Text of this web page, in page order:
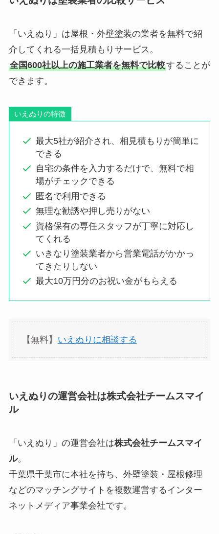
「いえぬり」は屋根・外壁塗装の業者を無料で紹
介してくれる一括見積もりサービス。
全国600社以上の施工業者を無料で比較することが
できます。
いえぬりの特徴
最大5社が紹介され、相見積もりが簡単に
できる
自宅の条件を入力するだけで、無料で相
場がチェックできる
匿名で利用できる
無理な勧誘や押し売りがない
資格保有の専任スタッフが丁寧に対応し
てくれる
いきなり塗装業者から営業電話がかかっ
てきたりしない
最大10万円分のお祝い金がもらえる
【無料】 いえぬりに相談する
いえぬりの運営会社は株式会社チームスマイ
ル
「いえぬり」の運営会社は株式会社チームスマイ
ル。
千葉県千葉市に本社を持ち、外壁塗装・屋根修理
などのマッチングサイトを複数運営するインター
ネットメディア事業会社です。